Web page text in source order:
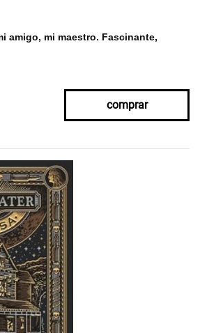
amigo, mi maestro. Fascinante,
comprar